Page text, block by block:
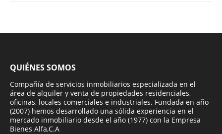
QUIÉNES SOMOS
Compañía de servicios inmobiliarios especializada en el
área de alquiler y venta de propiedades residenciales,
oficinas, locales comerciales e industriales. Fundada en año
(2007) hemos desarrollado una sólida experiencia en el
mercado inmobiliario desde el año (1977) con la Empresa
Bienes Alfa,C.A